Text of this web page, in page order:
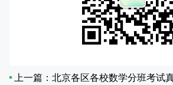
上一篇： 北京各区各校数学分班考试